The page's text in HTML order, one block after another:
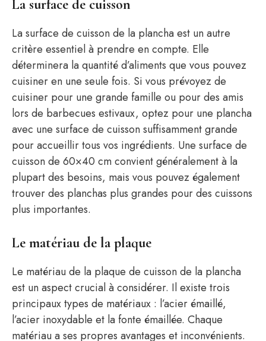
La surface de cuisson
La surface de cuisson de la plancha est un autre
critère essentiel à prendre en compte. Elle
déterminera la quantité d’aliments que vous pouvez
cuisiner en une seule fois. Si vous prévoyez de
cuisiner pour une grande famille ou pour des amis
lors de barbecues estivaux, optez pour une plancha
avec une surface de cuisson suffisamment grande
pour accueillir tous vos ingrédients. Une surface de
cuisson de 60×40 cm convient généralement à la
plupart des besoins, mais vous pouvez également
trouver des planchas plus grandes pour des cuissons
plus importantes.
Le matériau de la plaque
Le matériau de la plaque de cuisson de la plancha
est un aspect crucial à considérer. Il existe trois
principaux types de matériaux : l’acier émaillé,
l’acier inoxydable et la fonte émaillée. Chaque
matériau a ses propres avantages et inconvénients.